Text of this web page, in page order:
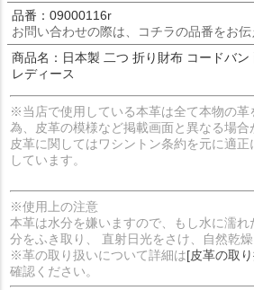
品番：09000116r
お問い合わせの際は、コチラの品番をお
商品名：日本製 二つ 折り財布 コードバ
レディース
※当店で使用している本革は全て本物の革
為、皮革の模様など掲載画面と異なる場
皮革に関してはワシントン条約を元に適
しています。
※使用上の注意
本革は水分を嫌いますので、もし水に濡れ
分をふき取り、 直射日光をさけ、自然乾燥
※革の取り扱いについて詳細は[皮革の取
確認ください。